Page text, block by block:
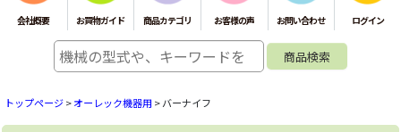
会社概要 お買物ガイド 商品カテゴリ お客様の声 お問い合わせ ログイン
トップページ>オーレック機器用 >バーナイフ